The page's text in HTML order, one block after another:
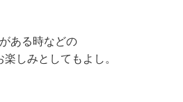
ある時などの
しみとしてもよし。